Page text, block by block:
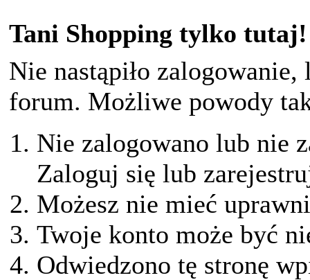
Tani Shopping tylko tutaj!
Nie nastąpiło
forum. Możliwe powody
Nie zalogowano lub nie
Zaloguj się lub
Możesz nie mieć
Twoje konto może być
Odwiedzono tę stronę